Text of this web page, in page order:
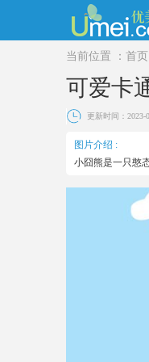
当前位置 ： 首页
可爱卡
更新时间：2023-
图片介绍 :
小囧熊是一只憨